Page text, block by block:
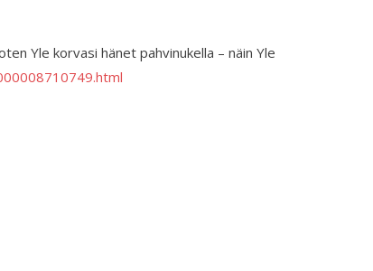
Yle korvasi hänet pahvi­nukella – näin Yle